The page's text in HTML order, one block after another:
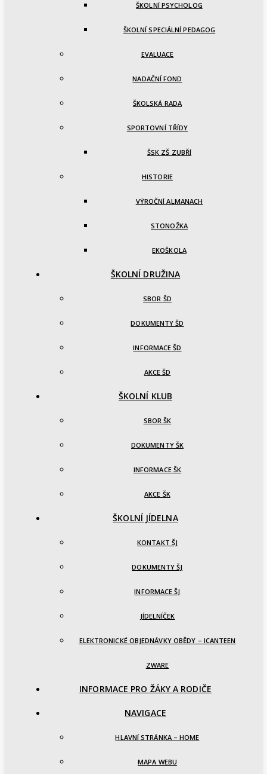
ŠKOLNÍ PSYCHOLOG
ŠKOLNÍ SPECIÁLNÍ PEDAGOG
EVALUACE
NADAČNÍ FOND
ŠKOLSKÁ RADA
SPORTOVNÍ TŘÍDY
ŠSK ZŠ ZUBŘÍ
HISTORIE
VÝROČNÍ ALMANACH
STONOŽKA
EKOŠKOLA
ŠKOLNÍ DRUŽINA
SBOR ŠD
DOKUMENTY ŠD
INFORMACE ŠD
AKCE ŠD
ŠKOLNÍ KLUB
SBOR ŠK
DOKUMENTY ŠK
INFORMACE ŠK
AKCE ŠK
ŠKOLNÍ JÍDELNA
KONTAKT ŠJ
DOKUMENTY ŠJ
INFORMACE ŠJ
JÍDELNÍČEK
ELEKTRONICKÉ OBJEDNÁVKY OBĚDY – ICANTEEN
ZWARE
INFORMACE PRO ŽÁKY A RODIČE
NAVIGACE
HLAVNÍ STRÁNKA – HOME
MAPA WEBU